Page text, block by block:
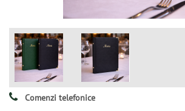
Comenzi telefonice